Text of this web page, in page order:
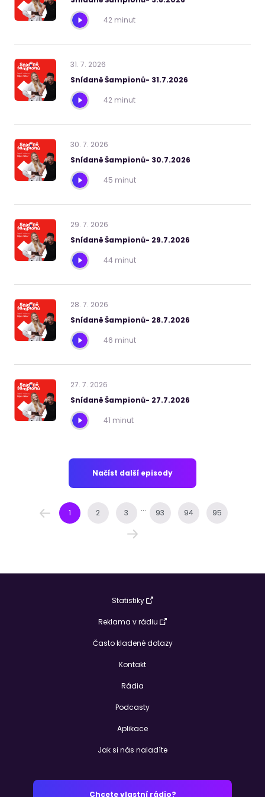
42 minut
31. 7. 2026
Snídaně Šampionů- 31.7.2026
42 minut
30. 7. 2026
Snídaně Šampionů- 30.7.2026
45 minut
29. 7. 2026
Snídaně Šampionů- 29.7.2026
44 minut
28. 7. 2026
Snídaně Šampionů- 28.7.2026
46 minut
27. 7. 2026
Snídaně Šampionů- 27.7.2026
41 minut
Načíst další episody
1 2 3 ... 93 94 95
Statistiky
Reklama v rádiu
Často kladené dotazy
Kontakt
Rádia
Podcasty
Aplikace
Jak si nás naladíte
Chcete vlastní rádio?